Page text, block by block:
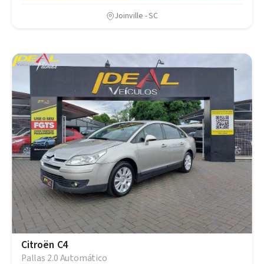
Joinville - SC
Citroën C4
Pallas 2.0 Automático